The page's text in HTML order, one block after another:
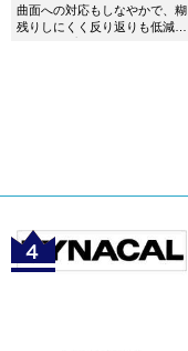
曲面への対応もしなやかで、糊
残りしにくく反り返りも低減し